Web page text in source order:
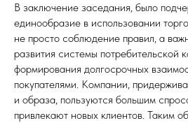
В заключение заседания, было
единообразие в использовании
не просто соблюдение правил, а
развития системы потребительской
формирования долгосрочных
покупателями. Компании,
и образа, пользуются большим
привлекают новых клиентов. Таким